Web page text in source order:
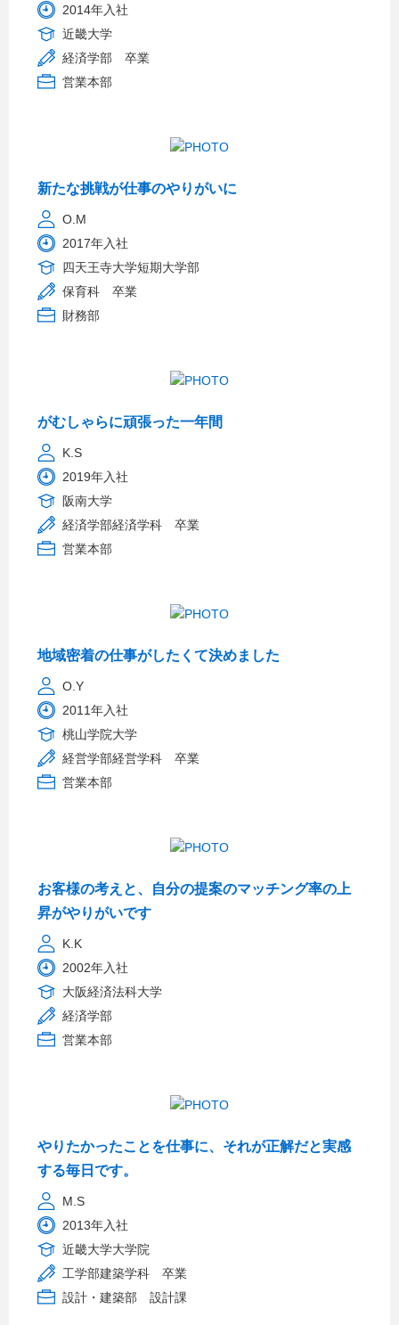
2014年入社
近畿大学
経済学部 卒業
営業本部
新たな挑戦が仕事のやりがいに
O.M
2017年入社
四天王寺大学短期大学部
保育科 卒業
財務部
がむしゃらに頑張った一年間
K.S
2019年入社
阪南大学
経済学部経済学科 卒業
営業本部
地域密着の仕事がしたくて決めました
O.Y
2011年入社
桃山学院大学
経営学部経営学科 卒業
営業本部
お客様の考えと、自分の提案のマッチング率の上
昇がやりがいです
K.K
2002年入社
大阪経済法科大学
経済学部
営業本部
やりたかったことを仕事に、それが正解だと実感
する毎日です。
M.S
2013年入社
近畿大学大学院
工学部建築学科 卒業
設計・建築部 設計課